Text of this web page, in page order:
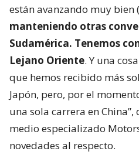
están avanzando muy bien
manteniendo otras
Sudamérica. Tenemos
Lejano Oriente. Y una
que hemos recibido más
Japón, pero, por el
una sola carrera en
medio especializado
novedades al respecto.